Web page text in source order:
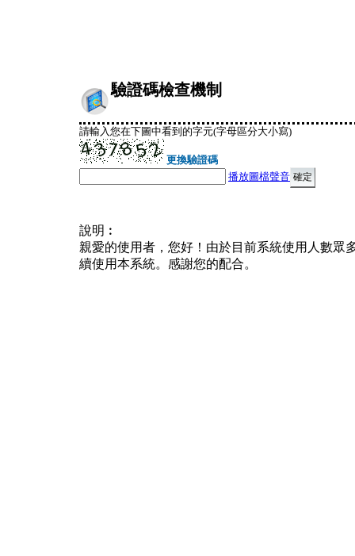
驗證碼檢查機制
請輸入您在下圖中看到的字元(字母區分大小寫)
更換驗證碼
播放圖檔聲音
說明︰
親愛的使用者，您好！由於目前系統使用人數眾
續使用本系統。感謝您的配合。